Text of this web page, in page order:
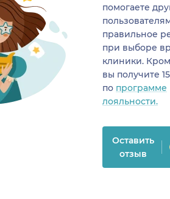
помогаете
правильное
при выборе
клиники.
вы получите
по программе
лояльности.
Оставить
отзыв